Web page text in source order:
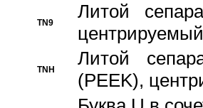
TN9
Литой
TNH
Литой
(PEEK),